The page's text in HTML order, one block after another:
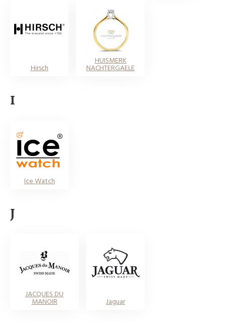
Hirsch
HUISMERK
NACHTERGAELE
I
Ice Watch
J
JACQUES DU
MANOIR Jaguar